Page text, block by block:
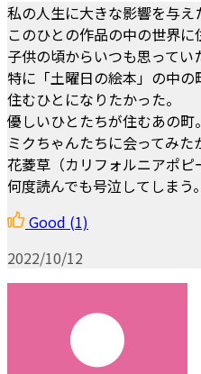
私の人生に大きな影響を与え
このひとの作品の中の世界に
子供の頃からいつも思ってい
特に「土曜日の絵本」の中の
住むひとになりたかった。
優しいひとたちが住むあの町。
ミクちゃんたちに会ってみた
花菱草（カリフォルニアポ
何度読んでも号泣してしまう。
Good (1)
2022/10/12